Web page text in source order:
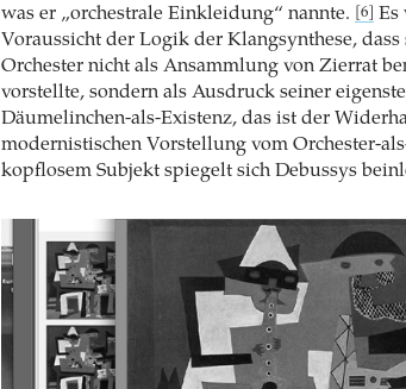
was er „orchestrale Einkleidung“ nannte.
[6]
Es
Voraussicht der Logik der Klangsynthese, dass
Orchester nicht als Ansammlung von Zierrat
vorstellte, sondern als Ausdruck seiner
Däumelinchen-als-Existenz, das ist der
modernistischen Vorstellung vom Orchester-
kopflosem Subjekt spiegelt sich Debussys